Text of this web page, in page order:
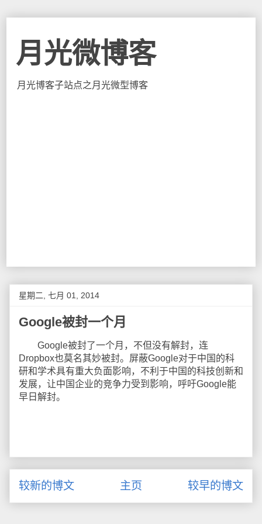
月光微博客
月光博客子站点之月光微型博客
星期二, 七月 01, 2014
Google被封一个月
Google被封了一个月，不但没有解封，连
Dropbox也莫名其妙被封。屏蔽Google对于中国的科
研和学术具有重大负面影响，不利于中国的科技创新和
发展，让中国企业的竞争力受到影响，呼吁Google能
早日解封。
较新的博文 较早的博文
主页